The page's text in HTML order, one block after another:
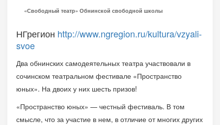
«Свободный театр» Обнинской свободной школы
НГрегион http://www.ngregion.ru/kultura/vzyali-
svoe
Два обнинских самодеятельных театра участвовали в
сочинском театральном фестивале «Пространство
юных». На двоих у них шесть призов!
«Пространство юных» — честный фестиваль. В том
смысле, что за участие в нем, в отличие от многих других